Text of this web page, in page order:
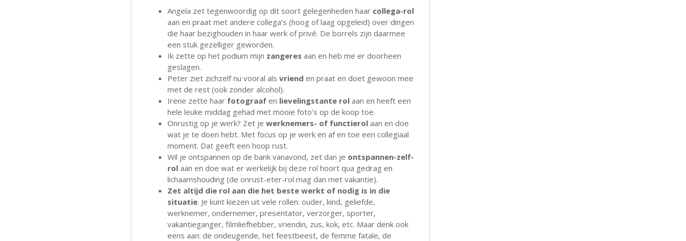
Angela zet tegenwoordig op dit soort gelegenheden haar collega-rol
aan en praat met andere collega’s (hoog of laag opgeleid) over dingen
die haar bezighouden in haar werk of privé. De borrels zijn daarmee
een stuk gezelliger geworden.
Ik zette op het podium mijn zangeres aan en heb me er doorheen
geslagen.
Peter ziet zichzelf nu vooral als vriend en praat en doet gewoon mee
met de rest (ook zonder alcohol).
Irene zette haar fotograaf en lievelingstante rolaan en heeft een
hele leuke middag gehad met mooie foto’s op de koop toe.
Onrustig op je werk? Zet je werknemers- of functierolaan en doe
wat je te doen hebt. Met focus op je werk en af en toe een collegiaal
moment. Dat geeft een hoop rust.
Wil je ontspannen op de bank vanavond, zet dan je ontspannen-zelf-
rolaan en doe wat er werkelijk bij deze rol hoort qua gedrag en
lichaamshouding (de onrust-eter-rol mag dan met vakantie).
Zet altijd die rol aan die het beste werkt of nodig is in die
situatie. Je kunt kiezen uit vele rollen: ouder, kind, geliefde,
werknemer, ondernemer, presentator, verzorger, sporter,
vakantieganger, filmliefhebber, vriendin, zus, kok, etc. Maar denk ook
eens aan: de ondeugende, het feestbeest, de femme fatale, de